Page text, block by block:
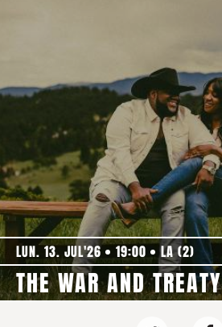
LUN. 13. JUL'26 19:00 LA (2)
THE WAR AND TREATY